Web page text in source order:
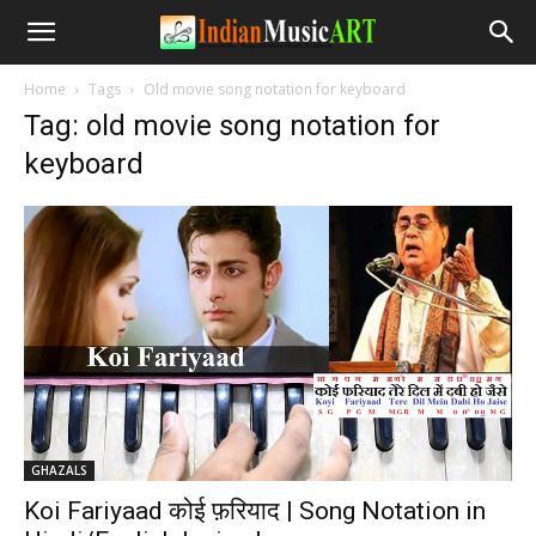
Home Tags Old movie song notation for keyboard
Tag: old movie song notation for
keyboard
GHAZALS
Koi Fariyaad कोई फ़रियाद | Song Notation in